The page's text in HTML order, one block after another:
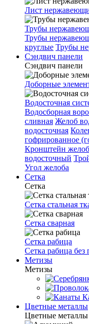
Лист
Трубы
Трубы
круглые Трубы
Сэндвич панели
Сэндвич панели
Доборные
Водосточная
Водосборная
сливная Желоб
водосточная
гофрированное
Кронштейн
водосточный
Угол желоба
Сетка
Сетка
Сетка стальная
Сетка сварная
Сетка рабица
Сетка рабица без
Метизы
Метизы
Цветные металлы
Цветные металлы